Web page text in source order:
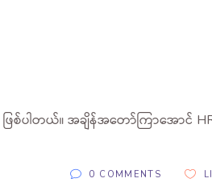
ပါတယ်။ အချိန်အတော်ကြာအောင်
0 COMMENTS